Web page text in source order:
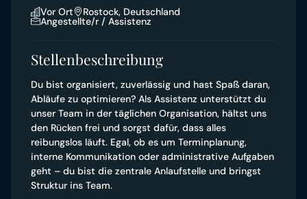
Vor Ort Rostock, Deutschland
Angestellte/r / Assistenz
Stellenbeschreibung
Du bist organisiert, zuverlässig und hast Spaß daran,
Abläufe zu optimieren? Als Assistenz unterstützt du
unser Team in der täglichen Organisation, hältst uns
den Rücken frei und sorgst dafür, dass alles
reibungslos läuft. Egal, ob es um Terminplanung,
interne Kommunikation oder administrative Aufgaben
geht – du bist die zentrale Anlaufstelle und bringst
Struktur ins Team.